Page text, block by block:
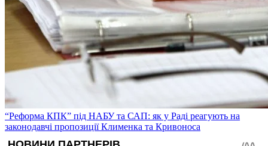
“Реформа КПК” під НАБУ та САП: як у Раді реагують на
законодавчі пропозиції Клименка та Кривоноса